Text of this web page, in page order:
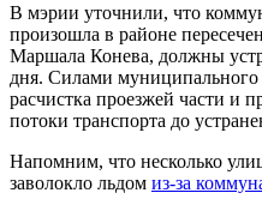
В мэрии уточнили, что
произошла в районе
Маршала Конева, должны
дня. Силами муниципального
расчистка проезжей части и
потоки транспорта до
Напомним, что несколько
заволокло льдом из-за